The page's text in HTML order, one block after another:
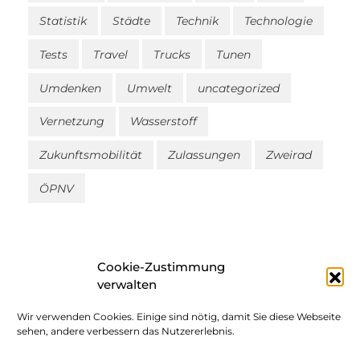
Cookie-Zustimmung
verwalten
Wir verwenden Cookies. Einige sind nötig, damit Sie diese Webseite
sehen, andere verbessern das Nutzererlebnis.
Statistik Städte Technik Technologie
Tests Travel Trucks Tunen
Umdenken Umwelt uncategorized
Vernetzung Wasserstoff
Zukunftsmobilität Zulassungen Zweirad
ÖPNV
Impressum